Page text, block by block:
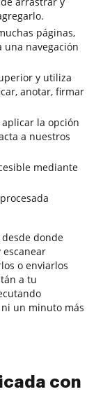
páginas,
navegación
y utiliza
anotar, firmar
la opción
a nuestros
mediante
donde
escanear
o enviarlos
a tu
un minuto más
con